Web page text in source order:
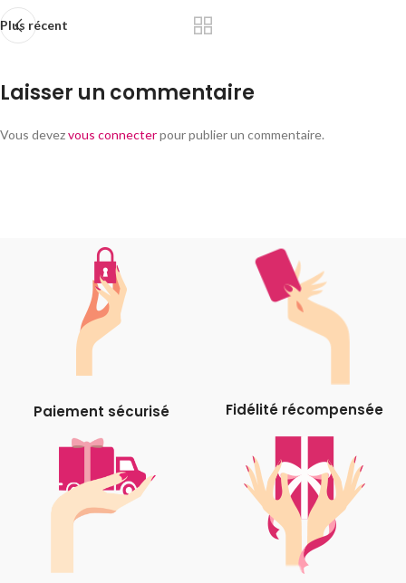
Plus récent
Laisser un commentaire
Vous devezvous connecterpour publier un commentaire.
Paiement sécurisé Fidélité récompensée